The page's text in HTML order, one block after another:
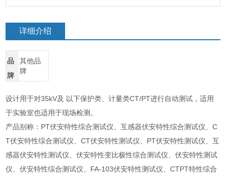
详细介绍
品
牌
其他品
牌
设计用于对35kV及 以下保护类、计量类CT/PT进行自动测试，适用
于实验室也适用于现场检测。
产品别称：PT伏安特性综合测试仪、互感器伏安特性综合测试仪、C
T伏安特性综合测试仪、CT伏安特性测试仪、PT伏安特性测试仪、互
感器伏安特性测试仪、伏安特性变比极性综合测试仪、伏安特性测试
仪、伏安特性综合测试仪、FA-103伏安特性测试仪、CTPT特性综合